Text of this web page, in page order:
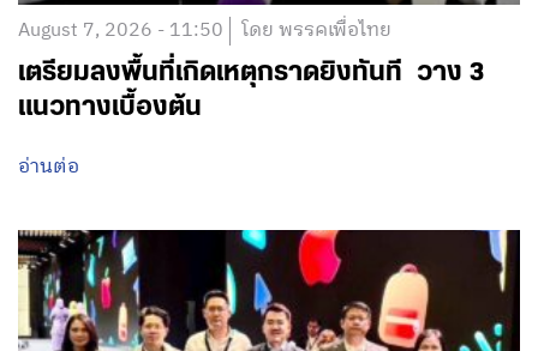
August 7, 2026 - 11:50 โดย พรรคเพื่อไทย
เตรียมลงพื้นที่เกิดเหตุกราดยิงทันที วาง 3
แนวทางเบื้องต้น
อ่านต่อ